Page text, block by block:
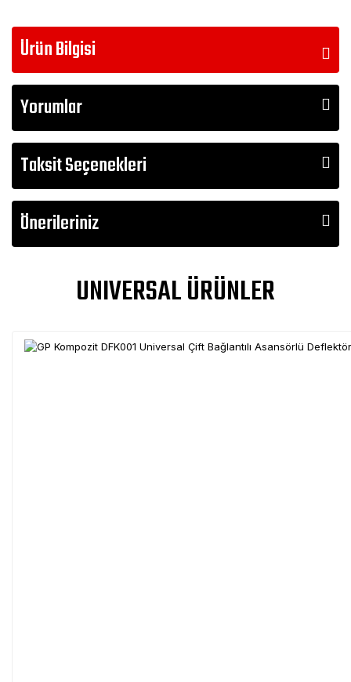
Ürün Bilgisi
Yorumlar
Taksit Seçenekleri
Önerileriniz
UNIVERSAL ÜRÜNLER